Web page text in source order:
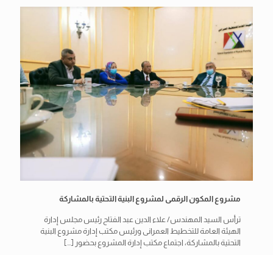
مشروع المكون الرقمى لمشروع البنية التحتية بالمشاركة
ترأس السيد المهندس/ علاء الدين عبد الفتاح رئيس مجلس إدارة
الهيئة العامة للتخطيط العمرانى ورئيس مكتب إدارة مشروع البنية
التحتية بالمشاركة، اجتماع مكتب إدارة المشروع بحضور […]